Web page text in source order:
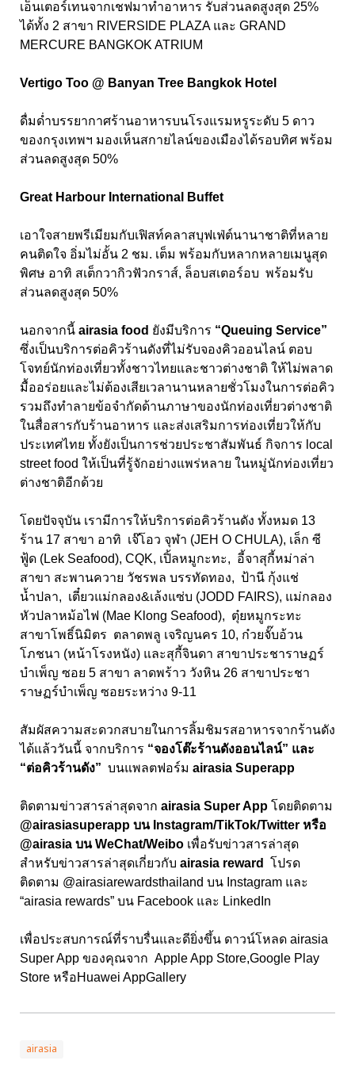
เอ็นเตอร์เทนจากเชฟมาทำอาหาร รับส่วนลดสูงสุด 25%
ได้ทั้ง 2 สาขา RIVERSIDE PLAZA และ GRAND
MERCURE BANGKOK ATRIUM
Vertigo Too @ Banyan Tree Bangkok Hotel
ดื่มด่ำบรรยากาศร้านอาหารบนโรงแรมหรูระดับ 5 ดาว
ของกรุงเทพฯ มองเห็นสกายไลน์ของเมืองได้รอบทิศ พร้อม
ส่วนลดสูงสุด 50%
Great Harbour International Buffet
เอาใจสายพรีเมียมกับเฟิสท์คลาสบุฟเฟ่ต์นานาชาติที่หลาย
คนติดใจ อิ่มไม่อั้น 2 ชม. เต็ม พร้อมกับหลากหลายเมนูสุด
พิศษ อาทิ สเต็กวากิวฟัวกราส์, ล็อบสเตอร์อบ พร้อมรับ
ส่วนลดสูงสุด 50%
นอกจากนี้ airasia food ยังมีบริการ “Queuing Service”
ซึ่งเป็นบริการต่อคิวร้านดังที่ไม่รับจองคิวออนไลน์ ตอบ
โจทย์นักท่องเที่ยวทั้งชาวไทยและชาวต่างชาติ ให้ไม่พลาด
มื้ออร่อยและไม่ต้องเสียเวลานานหลายชั่วโมงในการต่อคิว
รวมถึงทำลายข้อจำกัดด้านภาษาของนักท่องเที่ยวต่างชาติ
ในสื่อสารกับร้านอาหาร และส่งเสริมการท่องเที่ยวให้กับ
ประเทศไทย ทั้งยังเป็นการช่วยประชาสัมพันธ์ กิจการ local
street food ให้เป็นที่รู้จักอย่างแพร่หลาย ในหมู่นักท่องเที่ยว
ต่างชาติอีกด้วย
โดยปัจจุบัน เรามีการให้บริการต่อคิวร้านดัง ทั้งหมด 13
ร้าน 17 สาขา อาทิ เจ๊โอว จุฬา (JEH O CHULA), เล็ก ซี
ฟู้ด (Lek Seafood), CQK, เปิ้ลหมูกะทะ, อี้จาสุกี้หม่าล่า
สาขา สะพานควาย วัชรพล บรรทัดทอง, ป้านี กุ้งแช่
น้ำปลา, เตี๋ยวแม่กลอง&เล้งแซ่บ (JODD FAIRS), แม่กลอง
หัวปลาหม้อไฟ (Mae Klong Seafood), ตุ๋ยหมูกระทะ
สาขาโพธิ์นิมิตร ตลาดพลู เจริญนคร 10, ก๋วยจั๊บอ้วน
โภชนา (หน้าโรงหนัง) และสุกี้จินดา สาขาประชาราษฏร์
บำเพ็ญ ซอย 5 สาขา ลาดพร้าว วังหิน 26 สาขาประชา
ราษฏร์บำเพ็ญ ซอยระหว่าง 9-11
สัมผัสความสะดวกสบายในการลิ้มชิมรสอาหารจากร้านดัง
ได้แล้ววันนี้ จากบริการ “จองโต๊ะร้านดังออนไลน์” และ
“ต่อคิวร้านดัง” บนแพลตฟอร์ม airasia Superapp
ติดตามข่าวสารล่าสุดจาก airasia Super App โดยติดตาม
@airasiasuperapp บน Instagram/TikTok/Twitter หรือ
@airasia บน WeChat/Weibo เพื่อรับข่าวสารล่าสุด
สำหรับข่าวสารล่าสุดเกี่ยวกับ airasia reward
โปรด
ติดตาม @airasiarewardsthailand บน Instagram และ
“airasia rewards” บน Facebook และ LinkedIn
เพื่อประสบการณ์ที่ราบรื่นและดียิ่งขึ้น ดาวน์โหลด airasia
Super App ของคุณจาก Apple App Store,Google Play
Store หรือHuawei AppGallery
airasia